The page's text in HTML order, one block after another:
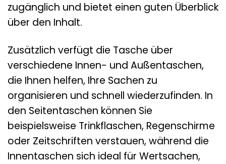
zugänglich und bietet einen guten Überblick
über den Inhalt.
Zusätzlich verfügt die Tasche über
verschiedene Innen- und Außentaschen,
die Ihnen helfen, Ihre Sachen zu
organisieren und schnell wiederzufinden. In
den Seitentaschen können Sie
beispielsweise Trinkflaschen, Regenschirme
oder Zeitschriften verstauen, während die
Innentaschen sich ideal für Wertsachen,